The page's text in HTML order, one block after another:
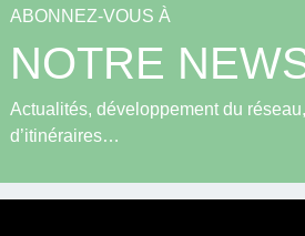
ABONNEZ-VOUS À
NOTRE
Actualités, développement du
d’itinéraires…